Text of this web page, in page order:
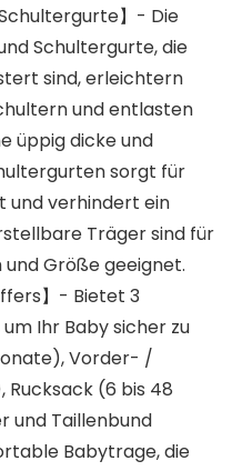
】- Die
Schultergurte, die
sind, erleichtern
und entlasten
üppig dicke und
sorgt für
und verhindert ein
Träger sind für
Größe geeignet.
】- Bietet 3
Ihr Baby sicher zu
Vorder- /
Rucksack (6 bis 48
und Taillenbund
Babytrage, die